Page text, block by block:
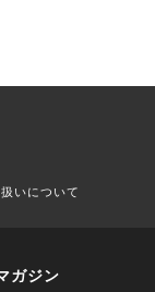
いについて
ガジン